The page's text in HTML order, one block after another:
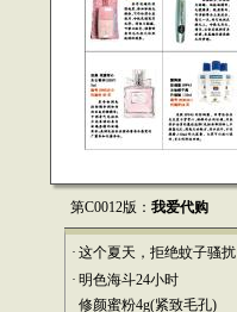
第C0012版： 我爱代购
· 这个夏天，拒绝蚊子骚扰
· 明色海斗24小时
修颜蜜粉4g(紧致毛孔)